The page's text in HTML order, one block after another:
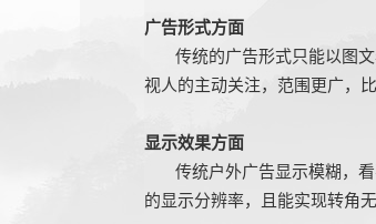
广告形式方面
传统的广告形式只能以图
视人的主动关注，范围更广，
显示效果方面
传统户外广告显示模糊，看
的显示分辨率，且能实现转角无